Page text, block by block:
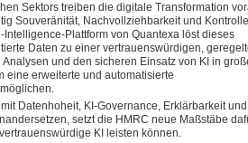
Sektors treiben die digitale Transformation
Souveränität, Nachvollziehbarkeit und Kontrolle
Plattform von Quantexa löst dieses
Daten zu einer vertrauenswürdigen,
und den sicheren Einsatz von KI in
eine erweiterte und automatisierte
Datenhoheit, KI-Governance, Erklärbarkeit und
setzt die HMRC neue Maßstäbe
KI leisten können.